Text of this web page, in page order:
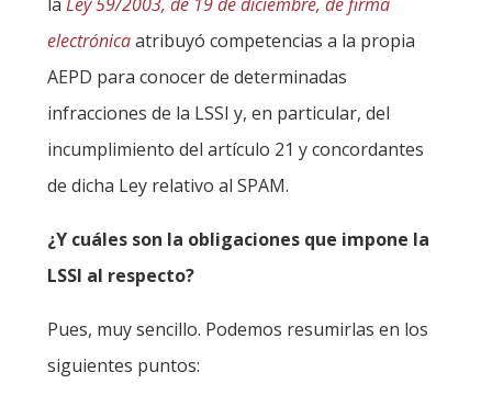
la Ley 59/2003, de 19 de diciembre, de firma
electrónicaatribuyó competencias a la propia
AEPD para conocer de determinadas
infracciones de la LSSI y, en particular, del
incumplimiento del artículo 21 y concordantes
de dicha Ley relativo al SPAM.
¿Y cuáles son la obligaciones que impone la
LSSI al respecto?
Pues, muy sencillo. Podemos resumirlas en los
siguientes puntos: